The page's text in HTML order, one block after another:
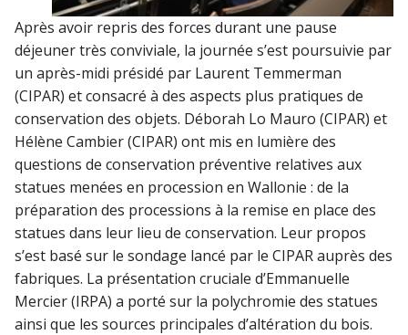
Après avoir repris des forces durant une pause
déjeuner très conviviale, la journée s’est poursuivie par
un après-midi présidé par Laurent Temmerman
(CIPAR) et consacré à des aspects plus pratiques de
conservation des objets. Déborah Lo Mauro (CIPAR) et
Hélène Cambier (CIPAR) ont mis en lumière des
questions de conservation préventive relatives aux
statues menées en procession en Wallonie : de la
préparation des processions à la remise en place des
statues dans leur lieu de conservation. Leur propos
s’est basé sur le sondage lancé par le CIPAR auprès des
fabriques. La présentation cruciale d’Emmanuelle
Mercier (IRPA) a porté sur la polychromie des statues
ainsi que les sources principales d’altération du bois.